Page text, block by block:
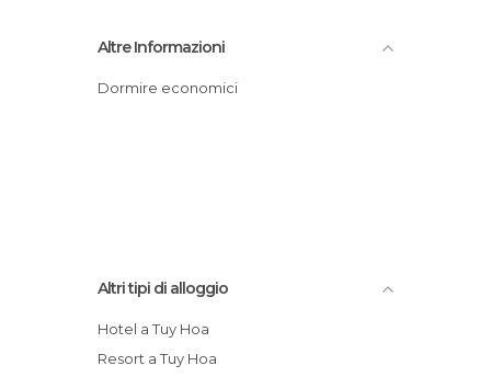
Altre Informazioni
Dormire economici
Altri tipi di alloggio
Hotel a Tuy Hoa
Resort a Tuy Hoa